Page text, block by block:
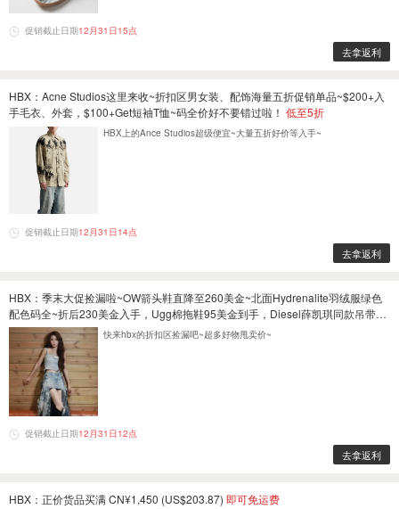
促销截止日期12月31日15点
去拿返利
HBX：Acne Studios这里来收~折扣区男女装、配饰海量五折促销单品~$200+入
手毛衣、外套，$100+Get短袖T恤~码全价好不要错过啦！ 低至5折
HBX上的Ance Studios超级便宜~大量五折好价等入手~
促销截止日期12月31日14点
去拿返利
HBX：季末大促捡漏啦~OW箭头鞋直降至260美金~北面Hydrenalite羽绒服绿色
配色码全~折后230美金入手，Ugg棉拖鞋95美金到手，Diesel薛凯琪同款吊带五
折清仓价~更有loewe、山王等超多大牌清仓促销中~低至2折
快来hbx的折扣区捡漏吧~超多好物甩卖价~
促销截止日期12月31日12点
去拿返利
HBX：正价货品买满 CN¥1,450 (US$203.87) 即可免运费